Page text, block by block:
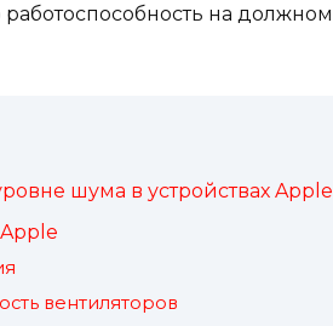
на должном
шума в устройствах Apple
вентиляторов